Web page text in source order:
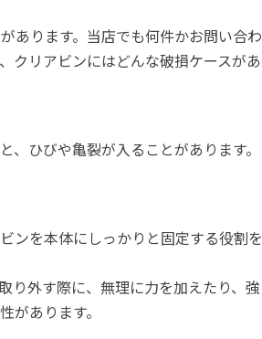
あります。当店でも何件かお問い合わ
クリアビンにはどんな破損ケースがあ
ひびや亀裂が入ることがあります。
ンを本体にしっかりと固定する役割を
り外す際に、無理に力を加えたり、強
があります。